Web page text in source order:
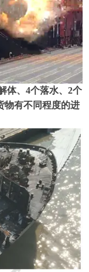
体、4个落水、2个
物有不同程度的进